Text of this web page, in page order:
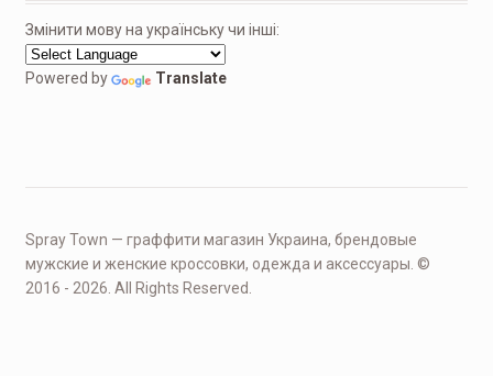
Змінити мову на українську чи інші:
Powered by Translate
Spray Town — граффити магазин Украина, брендовые
мужские и женские кроссовки, одежда и аксессуары. ©
2016 - 2026. All Rights Reserved.